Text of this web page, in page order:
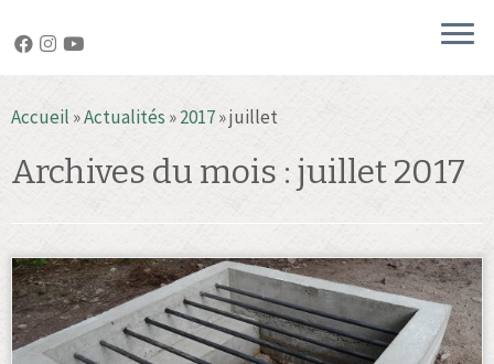
auAccueil »Actualités »2017»juillet
Archives du mois : juillet 2017